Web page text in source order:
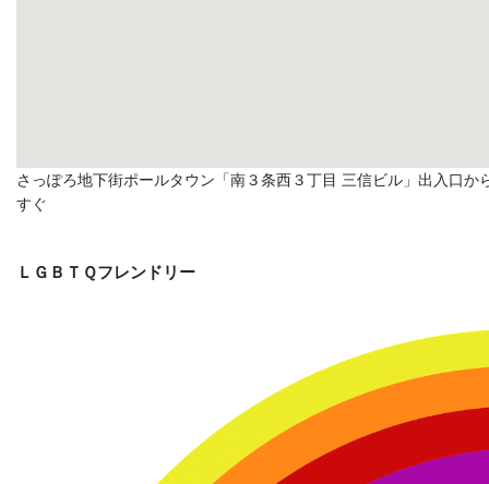
さっぽろ地下街ポールタウン「南３条西３丁目 三信ビル」出入口か
すぐ
ＬＧＢＴＱフレンドリー